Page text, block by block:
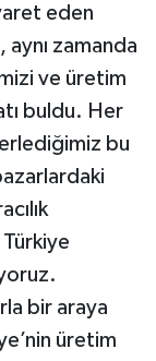
eden
aynı zamanda
ve üretim
buldu. Her
bu
bir araya
üretim